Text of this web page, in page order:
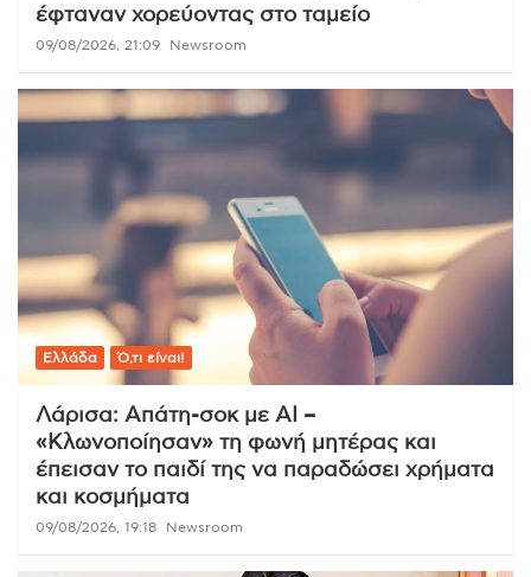
έφταναν χορεύοντας στο ταμείο
09/08/2026, 21:09 Newsroom
Ελλάδα Ό,τι είναι!
Λάρισα: Απάτη-σοκ με AI –
«Κλωνοποίησαν» τη φωνή μητέρας και
έπεισαν το παιδί της να παραδώσει χρήματα
και κοσμήματα
09/08/2026, 19:18 Newsroom